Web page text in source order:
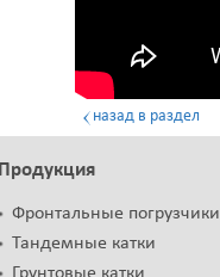
назад в раздел
Продукция
Фронтальные погрузчики
Тандемные катки